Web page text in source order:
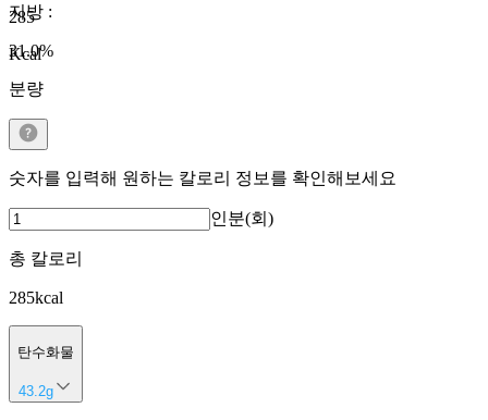
285
Kcal
지방 :
31.0%
분량
숫자를 입력해 원하는 칼로리 정보를 확인해보세요
인분(회)
총 칼로리
285kcal
탄수화물
43.2g